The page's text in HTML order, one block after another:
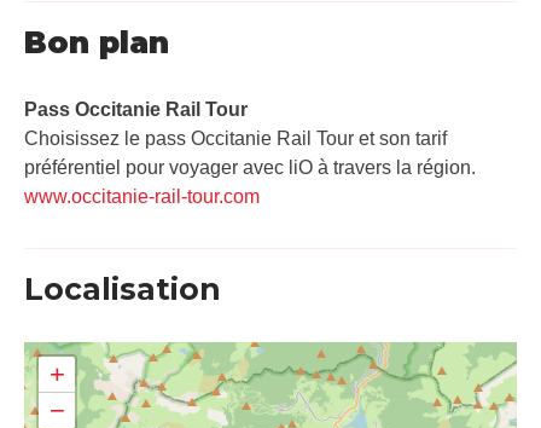
Bon plan
Pass Occitanie Rail Tour​
Choisissez le pass Occitanie Rail Tour et son tarif
préférentiel pour voyager avec liO à travers la région.
www.occitanie-rail-tour.com
Localisation
+
−